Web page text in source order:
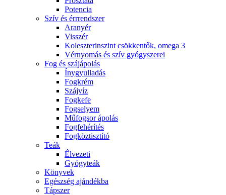
Potencia
Szív és érrrendszer
Aranyér
Visszér
Koleszterinszint csökkentők, omega 3
Vérnyomás és szív gyógyszerei
Fog és szájápolás
Í́nygyulladás
Fogkrém
Szájvíz
Fogkefe
Fogselyem
Műfogsor ápolás
Fogfehérítés
Fogköztisztító
Teák
É́lvezeti
Gyógyteák
Könyvek
Egészség ajándékba
Tápszer